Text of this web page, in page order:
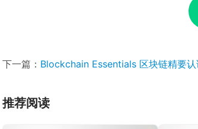
下一篇： Blockchain Essentials 区块链精要
推荐阅读